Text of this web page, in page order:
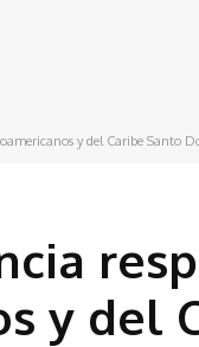
y del Caribe Santo
y del